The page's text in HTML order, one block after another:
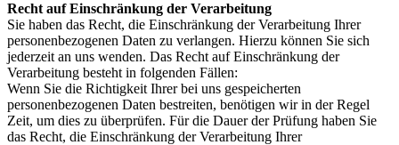
Recht auf Einschränkung der Verarbeitung
Sie haben das Recht, die Einschränkung der Verarbeitung Ihrer
personenbezogenen Daten zu verlangen. Hierzu können Sie sich
jederzeit an uns wenden. Das Recht auf Einschränkung der
Verarbeitung besteht in folgenden Fällen:
Wenn Sie die Richtigkeit Ihrer bei uns gespeicherten
personenbezogenen Daten bestreiten, benötigen wir in der Regel
Zeit, um dies zu überprüfen. Für die Dauer der Prüfung haben Sie
das Recht, die Einschränkung der Verarbeitung Ihrer